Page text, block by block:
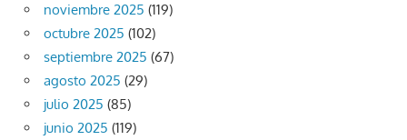
noviembre 2025 (119)
octubre 2025 (102)
septiembre 2025 (67)
agosto 2025 (29)
julio 2025 (85)
junio 2025 (119)